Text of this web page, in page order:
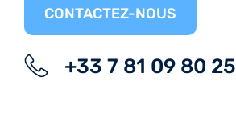
CONTACTEZ-NOUS
+33 7 81 09 80 25